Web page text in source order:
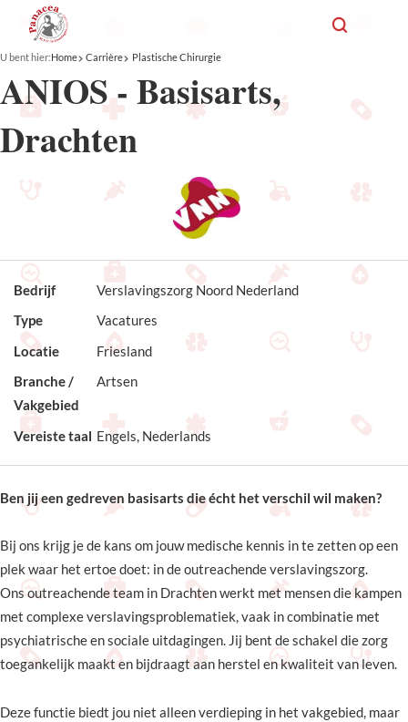
U bent hier:Home Carrière Plastische Chirurgie
ANIOS - Basisarts,
Drachten
Bedrijf
Verslavingszorg Noord Nederland
Type
Vacatures
Locatie
Friesland
Branche /
Vakgebied
Artsen
Vereiste taal Engels, Nederlands
Ben jij een gedreven basisarts die écht het verschil wil maken?
Bij ons krijg je de kans om jouw medische kennis in te zetten op een
plek waar het ertoe doet: in de outreachende verslavingszorg.
Ons outreachende team in Drachten werkt met mensen die kampen
met complexe verslavingsproblematiek, vaak in combinatie met
psychiatrische en sociale uitdagingen. Jij bent de schakel die zorg
toegankelijk maakt en bijdraagt aan herstel en kwaliteit van leven.
Deze functie biedt jou niet alleen verdieping in het vakgebied, maar